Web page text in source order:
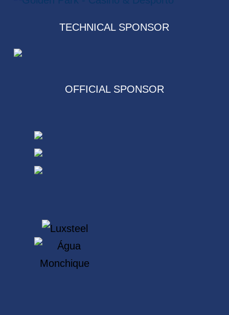
TECHNICAL SPONSOR
OFFICIAL SPONSOR